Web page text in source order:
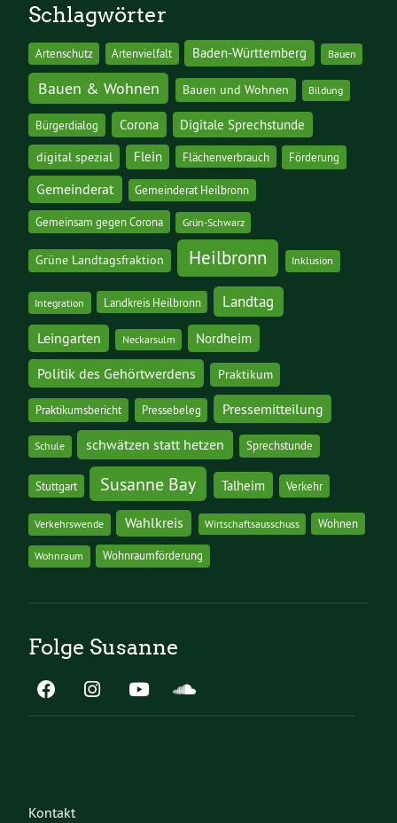
Schlagwörter
Artenschutz Artenvielfalt Baden-Württemberg Bauen
Bauen & Wohnen Bauen und Wohnen Bildung
Bürgerdialog Corona Digitale Sprechstunde
digital spezial Flein Flächenverbrauch Förderung
Gemeinderat Gemeinderat Heilbronn
Gemeinsam gegen Corona Grün-Schwarz
Grüne Landtagsfraktion Heilbronn Inklusion
Integration Landkreis Heilbronn Landtag
Leingarten Neckarsulm Nordheim
Politik des Gehörtwerdens Praktikum
Praktikumsbericht Pressebeleg Pressemitteilung
Schule schwätzen statt hetzen Sprechstunde
Stuttgart Susanne Bay Talheim Verkehr
Verkehrswende Wahlkreis Wirtschaftsausschuss Wohnen
Wohnraum Wohnraumförderung
Folge Susanne
Kontakt